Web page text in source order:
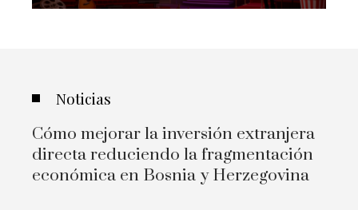
Noticias
Cómo mejorar la inversión extranjera
directa reduciendo la fragmentación
económica en Bosnia y Herzegovina